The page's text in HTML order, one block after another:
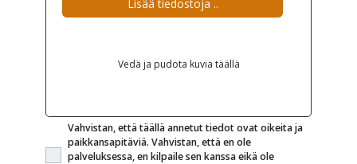
Lisää tiedostoja ..
Vedä ja pudota kuvia täällä
Vahvistan, että täällä annetut tiedot ovat oikeita ja
paikkansapitäviä. Vahvistan, että en ole
palveluksessa, en kilpaile sen kanssa eikä ole